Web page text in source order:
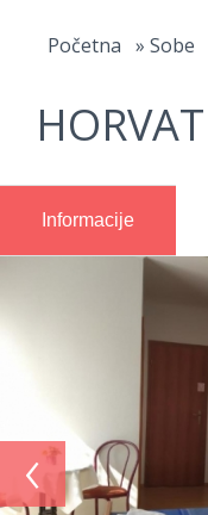
Početna » Sobe
Informacije
‹